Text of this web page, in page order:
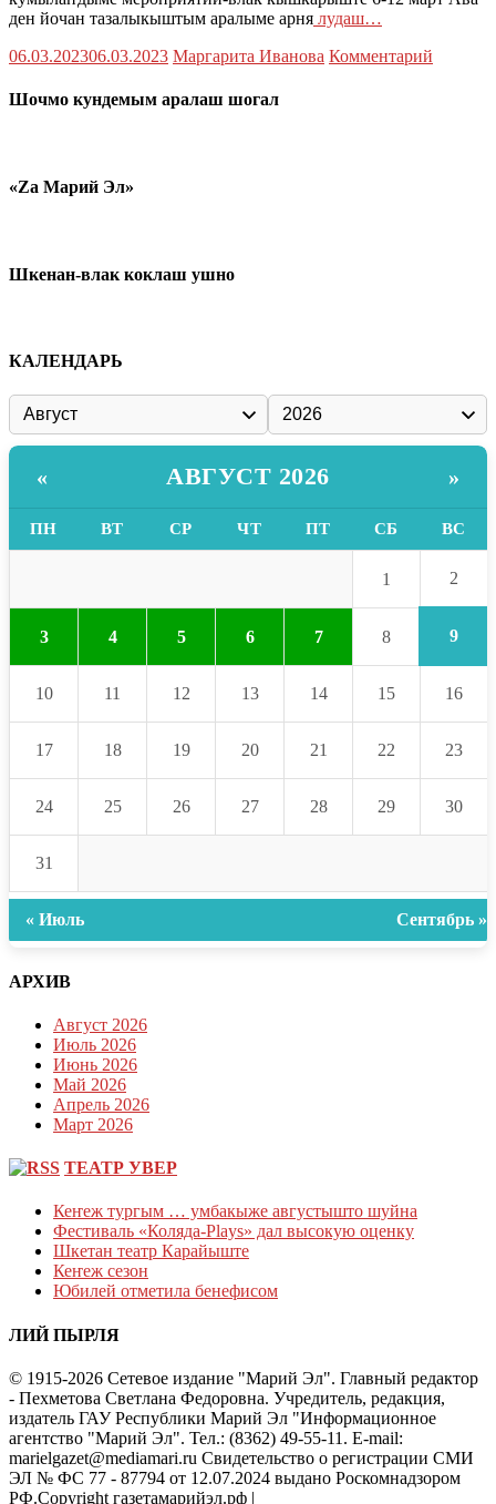
ден йочан тазалыкыштым аралыме арня лудаш…
06.03.202306.03.2023 Маргарита Иванова Комментарий
Шочмо кундемым аралаш шогал
«Zа Марий Эл»
Шкенан-влак коклаш ушно
КАЛЕНДАРЬ
« АВГУСТ 2026 »
ПН ВТ СР ЧТ ПТ СБ ВС
1 2
3 4 5 6 7 8 9
10 11 12 13 14 15 16
17 18 19 20 21 22 23
24 25 26 27 28 29 30
31
« Июль Сентябрь »
АРХИВ
Август 2026
Июль 2026
Июнь 2026
Май 2026
Апрель 2026
Март 2026
ТЕАТР УВЕР
Кеҥеж тургым … умбакыже августышто шуйна
Фестиваль «Коляда-Plays» дал высокую оценку
Шкетан театр Карайыште
Кеҥеж сезон
Юбилей отметила бенефисом
ЛИЙ ПЫРЛЯ
© 1915-2026 Сетевое издание "Марий Эл". Главный редактор
- Пехметова Светлана Федоровна. Учредитель, редакция,
издатель ГАУ Республики Марий Эл "Информационное
агентство "Марий Эл". Тел.: (8362) 49-55-11. E-mail:
marielgazet@mediamari.ru Свидетельство о регистрации СМИ
ЭЛ № ФС 77 - 87794 от 12.07.2024 выдано Роскомнадзором
РФ.Copyright газетамарийэл.рф |